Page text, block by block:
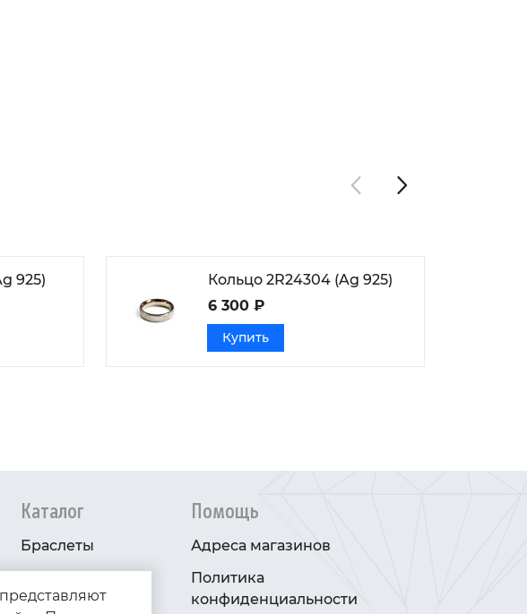
925)
Кольцо 2R24304 (Ag 925)
6 300 ₽
Купить
Каталог
Браслеты
Серебро
Помощь
Адреса магазинов
Политика
конфиденциальности